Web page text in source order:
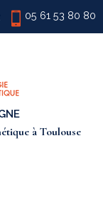
05 61 53 80 80
à Toulouse